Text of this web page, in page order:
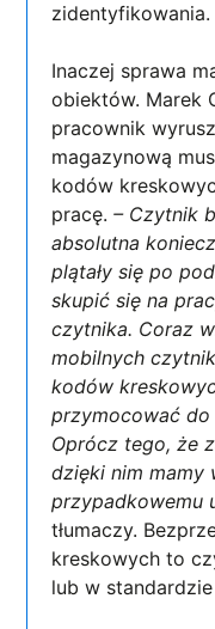
zidentyfikowania.
Inaczej sprawa
obiektów. Marek
pracownik
magazynową
kodów
pracę. – Czytnik
absolutna
plątały się po
skupić się na
czytnika. Coraz
mobilnych
kodów
przymocować do
Oprócz tego, że
dzięki nim mamy
przypadkowemu
tłumaczy.
kreskowych to
lub w